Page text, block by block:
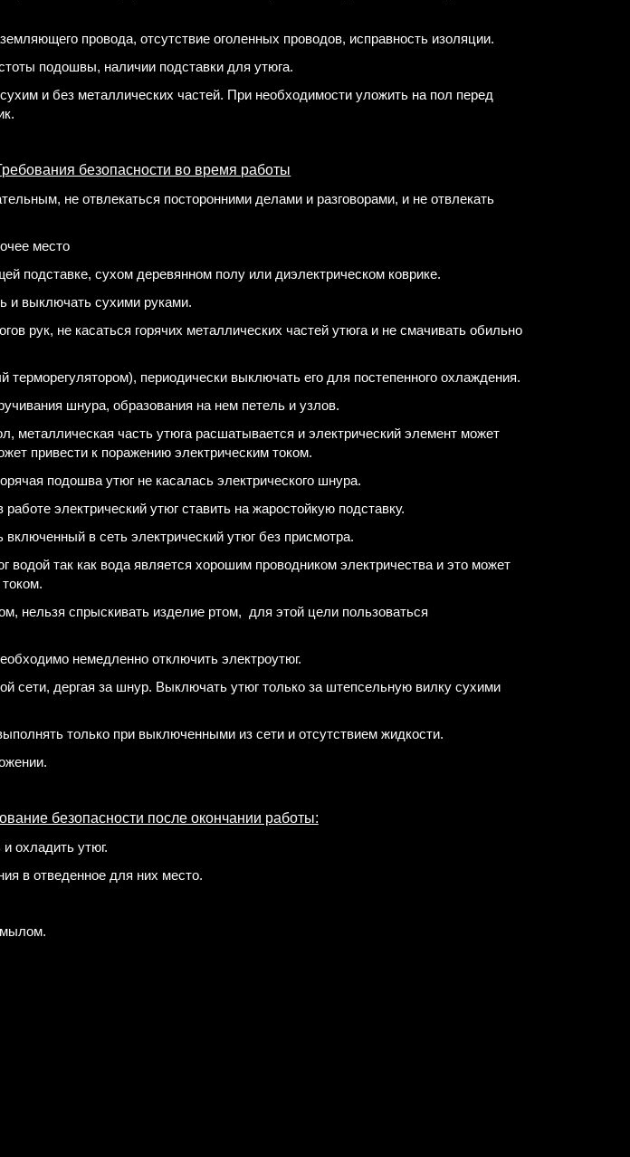
провода, отсутствие оголенных проводов, исправность изоляции.
подошвы, наличии подставки для утюга.
и без металлических частей. При необходимости уложить на пол перед
безопасности во время работы
не отвле­каться посторонними делами и разговорами, и не отвлекать
место
подставке, сухом деревянном полу или диэлектрическом коврике.
и выключать сухими руками.
рук, не касаться горячих металлических частей утюга и не смачивать обильно
терморегулятором), периодически выключать его для постепенного охлаждения.
шнура, образования на нем петель и узлов.
металлическая часть утюга расшатывается и электрический элемент может
привести к поражению электрическим током.
подошва утюг не касалась электрического шнура.
электрический утюг ставить на жаростойкую подставку.
в сеть электрический утюг без присмотра.
водой так как вода является хорошим проводником электричества и это может
нельзя спрыскивать изделие ртом, для этой цели пользоваться
немедленно отключить электроутюг.
сети, дергая за шнур. Выключать утюг только за штепсельную вилку сухими
только при выключенными из сети и отсутствием жидкости.
безопасности после окончании работы:
охладить утюг.
в отведенное для них место.